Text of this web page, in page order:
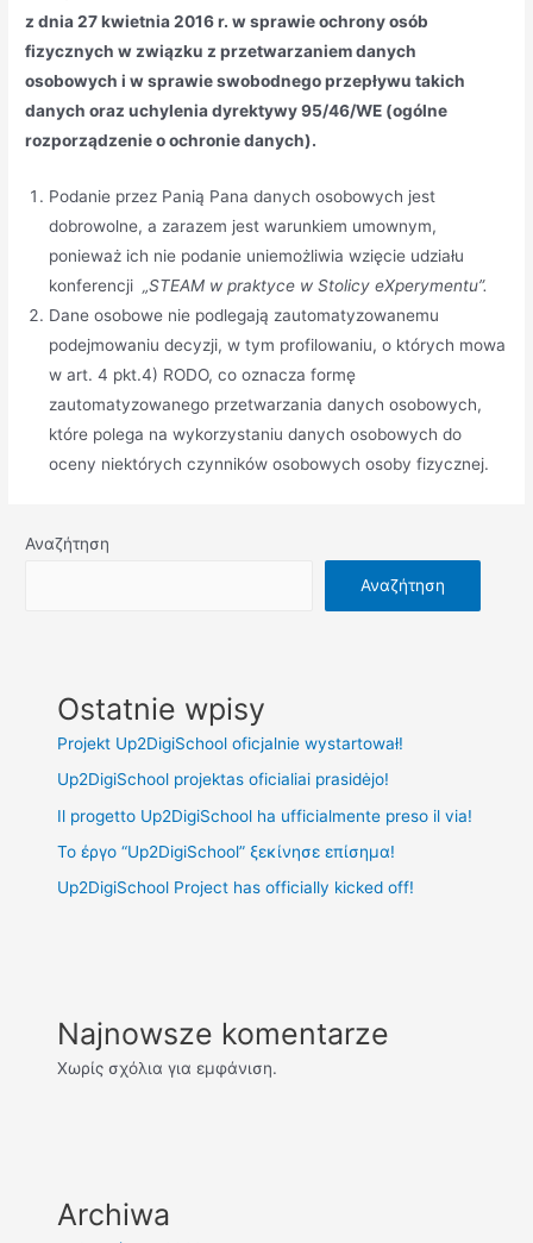
z dnia 27 kwietnia 2016 r. w sprawie ochrony osób
fizycznych w związku z przetwarzaniem danych
osobowych i w sprawie swobodnego przepływu takich
danych oraz uchylenia dyrektywy 95/46/WE (ogólne
rozporządzenie o ochronie danych).
Podanie przez Panią Pana danych osobowych jest
dobrowolne, a zarazem jest warunkiem umownym,
ponieważ ich nie podanie uniemożliwia wzięcie udziału
konferencji „STEAM w praktyce w Stolicy eXperymentu”.
Dane osobowe nie podlegają zautomatyzowanemu
podejmowaniu decyzji, w tym profilowaniu, o których mowa
w art. 4 pkt.4) RODO, co oznacza formę
zautomatyzowanego przetwarzania danych osobowych,
które polega na wykorzystaniu danych osobowych do
oceny niektórych czynników osobowych osoby fizycznej.
Αναζήτηση
Αναζήτηση
Ostatnie wpisy
Projekt Up2DigiSchool oficjalnie wystartował!
Up2DigiSchool projektas oficialiai prasidėjo!
Il progetto Up2DigiSchool ha ufficialmente preso il via!
Το έργο “Up2DigiSchool” ξεκίνησε επίσημα!
Up2DigiSchool Project has officially kicked off!
Najnowsze komentarze
Χωρίς σχόλια για εμφάνιση.
Archiwa